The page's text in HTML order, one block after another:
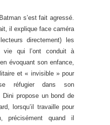
s’est fait agressé.
il explique face caméra
directement) les
vie qui l’ont conduit à
évoquant son enfance,
et « invisible » pour
réfugier dans son
propose un bond de
lorsqu’il travaille pour
précisément quand il